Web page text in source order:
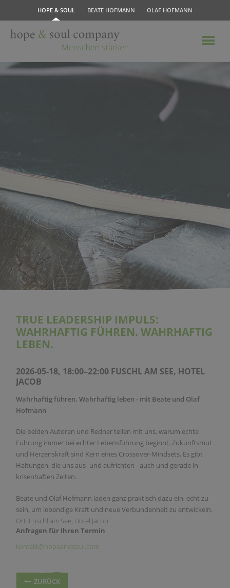
HOPE & SOUL BEATE HOFMANN OLAF HOFMANN
TRUE LEADERSHIP IMPULS:
WAHRHAFTIG FÜHREN. WAHRHAFTIG
LEBEN.
2026-05-18, 18:00–22:00 FUSCHL AM SEE, HOTEL
JACOB
Wahrhaftig führen. Wahrhaftig leben - mit Beate und Olaf
Hofmann
Die beiden Autoren und Redner teilen mit uns, warum echte
Führung immer bei echter Lebensführung beginnt. Zukunftsmut
und Herzenskraft sind Kern eines Crossover-Mindsets. Es gibt
Haltungen, die uns aus- und aufrichten - auch und gerade in
krisenhaften Zeiten.
Beate und Olaf Hofmann laden ganz praktisch dazu ein, echt zu
sein, um lebendige Kraft und neue Verbundenheit zu entwickeln.
Ort: Fuschl am See, Hotel Jacob
Anfragen für Ihren Termin
kontakt@hopeandsoul.com
ZURÜCK